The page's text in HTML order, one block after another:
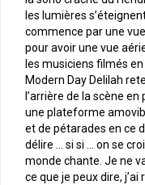
les lumières
commence par une
pour avoir une vue
les musiciens filmés
Modern Day Delilah
l’arrière de la scène
une plateforme
et de pétarades en ce
délire … si si … on se
monde chante. Je ne
ce que je peux dire,